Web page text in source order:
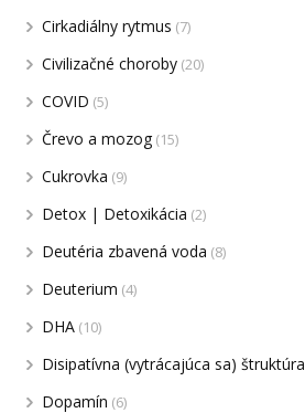
Cirkadiálny rytmus (7)
Civilizačné choroby (20)
COVID (5)
Črevo a mozog (15)
Cukrovka (9)
Detox | Detoxikácia (2)
Deutéria zbavená voda (8)
Deuterium (4)
DHA (10)
Disipatívna (vytrácajúca sa) štruktúra
Dopamín (6)